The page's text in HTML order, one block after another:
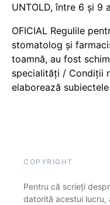
UNTOLD, între 6 și 9
OFICIAL Regulile
stomatolog și
toamnă, au fost
specialități / Condiții
elaborează
COPYRIGHT
Pentru că scrieți
datorită acestui lucru,